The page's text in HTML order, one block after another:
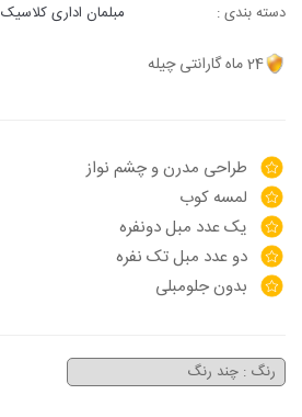
دسته بندی :
مبلمان اداری کلاسیک
24 ماه گارانتی چیله
طراحی مدرن و چشم نواز
لمسه کوب
یک عدد مبل دونفره
دو عدد مبل تک نفره
بدون جلومبلی